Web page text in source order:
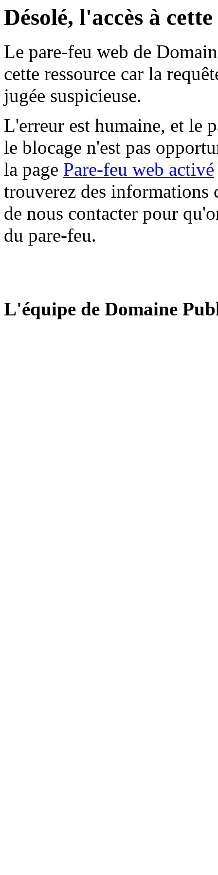
Désolé, l'accès à
Le pare-feu web de
cette ressource car la
jugée suspicieuse.
L'erreur est humaine, et le
le blocage n'est pas
la page Pare-feu web activé
trouverez des informations
de nous contacter pour
du pare-feu.
L'équipe de Domaine